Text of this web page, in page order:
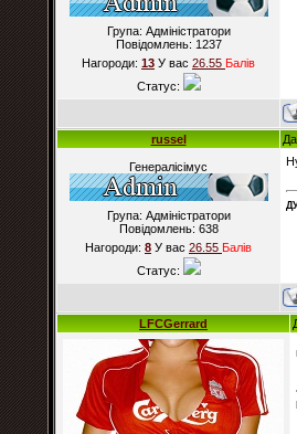
Група: Адміністратори
Повідомлень: 1237
Нагороди: 13 У вас 26.55 Балiв
Статус:
russel
Генералісімус
Група: Адміністратори
Повідомлень: 638
Нагороди: 8 У вас 26.55 Балiв
Статус:
LFCGerrard